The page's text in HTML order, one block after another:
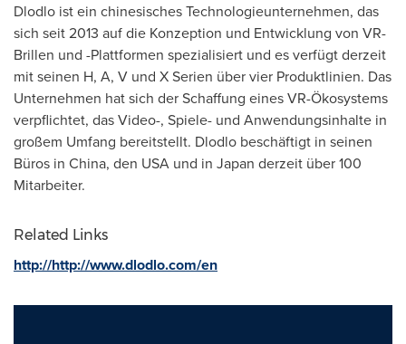
Dlodlo ist ein chinesisches Technologieunternehmen, das
sich seit 2013 auf die Konzeption und Entwicklung von VR-
Brillen und -Plattformen spezialisiert und es verfügt derzeit
mit seinen H, A, V und X Serien über vier Produktlinien. Das
Unternehmen hat sich der Schaffung eines VR-Ökosystems
verpflichtet, das Video-, Spiele- und Anwendungsinhalte in
großem Umfang bereitstellt. Dlodlo beschäftigt in seinen
Büros in China, den USA und in Japan derzeit über 100
Mitarbeiter.
Related Links
http://http://www.dlodlo.com/en